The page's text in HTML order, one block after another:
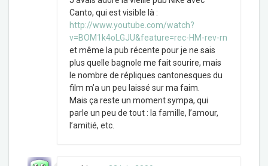
Canto, qui est visible là :
http://www.youtube.com/watch?
v=BOM1k4oLGJU&feature=rec-HM-rev-rn
et même la pub récente pour je ne sais
plus quelle bagnole me fait sourire, mais
le nombre de répliques cantonesques du
film m’a un peu laissé sur ma faim.
Mais ça reste un moment sympa, qui
parle un peu de tout : la famille, l’amour,
l’amitié, etc.